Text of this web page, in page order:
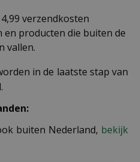
verzendkosten
producten die buiten de
vallen.
in de laatste stap van
buiten Nederland, bekijk